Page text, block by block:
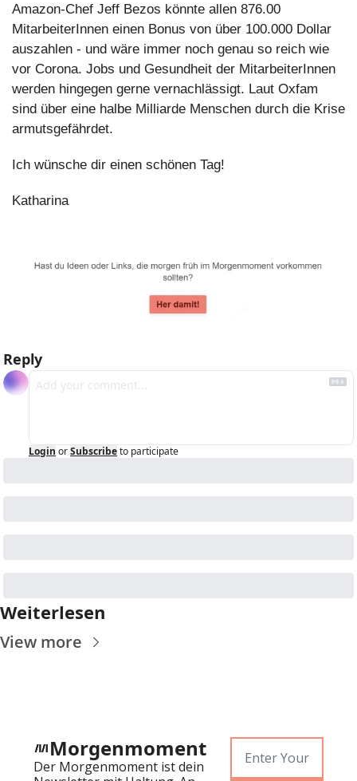
Amazon-Chef Jeff Bezos könnte allen 876.00
MitarbeiterInnen einen Bonus von über 100.000 Dollar
auszahlen - und wäre immer noch genau so reich wie
vor Corona. Jobs und Gesundheit der MitarbeiterInnen
werden hingegen gerne vernachlässigt. Laut Oxfam
sind über eine halbe Milliarde Menschen durch die Krise
armutsgefährdet.
Ich wünsche dir einen schönen Tag!
Katharina
Reply
Login orSubscribeto participate
Weiterlesen
View more
Morgenmoment
Der Morgenmoment ist dein